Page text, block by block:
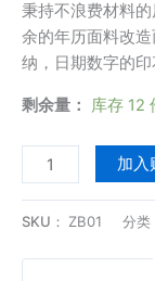
秉持不浪费材料
余的年历面料改
纳，日期数字的印
剩余量： 库存 12
拉
（年
加入
SKU： ZB01 分类